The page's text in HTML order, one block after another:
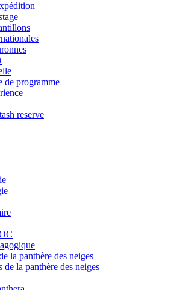
de programme
reserve
la panthère des neiges
de la panthère des neiges